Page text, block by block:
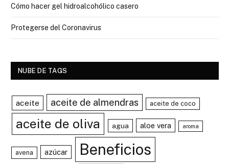
Cómo hacer gel hidroalcohólico casero
Protegerse del Coronavirus
NUBE DE TAGS
aceite aceite de almendras aceite de coco
aceite de oliva agua aloe vera aroma
avena azúcar Beneficios